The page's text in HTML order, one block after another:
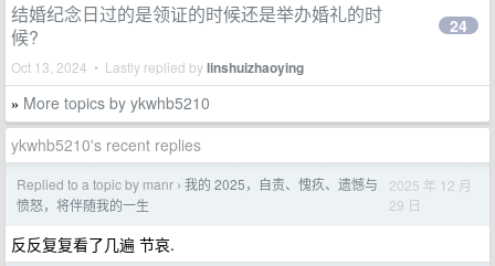
结婚纪念日过的是领证的时候还是举办婚礼的时
候?
Oct 13, 2024 • Lastly replied bylinshuizhaoying
24
» More topics by ykwhb5210
ykwhb5210's recent replies
Replied to a topic by manr › 我的 2025，自责、愧疚、遗憾与
愤怒，将伴随我的一生
2025 年 12 月
29 日
反反复复看了几遍 节哀.